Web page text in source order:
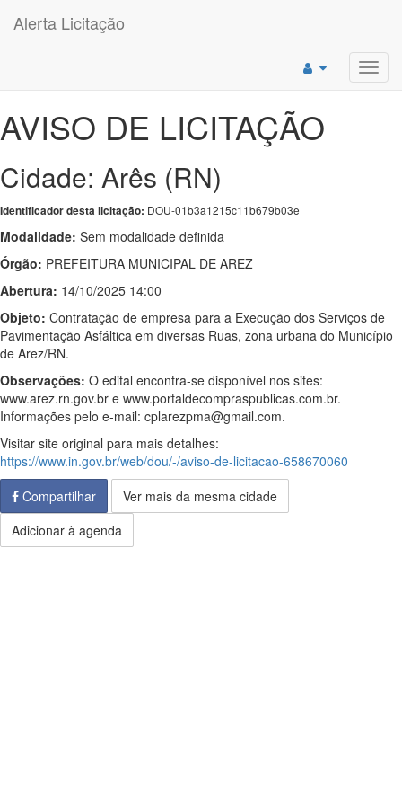
Alerta Licitação
AVISO DE LICITAÇÃO
Cidade: Arês (RN)
Identificador desta licitação: DOU-01b3a1215c11b679b03e
Modalidade: Sem modalidade definida
Órgão: PREFEITURA MUNICIPAL DE AREZ
Abertura: 14/10/2025 14:00
Objeto: Contratação de empresa para a Execução dos Serviços de
Pavimentação Asfáltica em diversas Ruas, zona urbana do Município
de Arez/RN.
Observações: O edital encontra-se disponível nos sites:
www.arez.rn.gov.br e www.portaldecompraspublicas.com.br.
Informações pelo e-mail: cplarezpma@gmail.com.
Visitar site original para mais detalhes:
https://www.in.gov.br/web/dou/-/aviso-de-licitacao-658670060
Compartilhar
Ver mais da mesma cidade
Adicionar à agenda